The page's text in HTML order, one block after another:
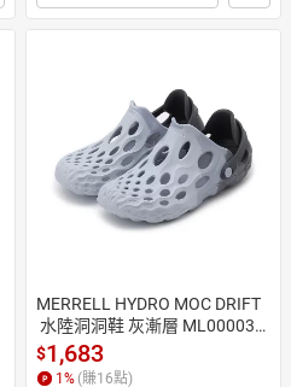
MERRELL HYDRO MOC DRIFT
水陸洞洞鞋 灰漸層 ML000035
79 女鞋 治裝激推
$1,683
1 % (賺16點)